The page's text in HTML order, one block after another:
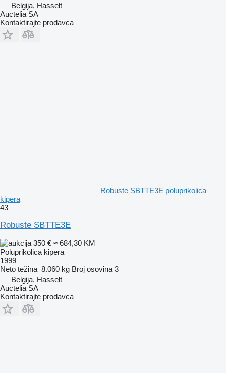
Belgija, Hasselt
Auctelia SA
Kontaktirajte prodavca
Robuste SBTTE3E poluprikolica
kipera
43
Robuste SBTTE3E
350 € ≈ 684,30 KM
Poluprikolica kipera
1999
Neto težina 8.060 kg Broj osovina 3
Belgija, Hasselt
Auctelia SA
Kontaktirajte prodavca